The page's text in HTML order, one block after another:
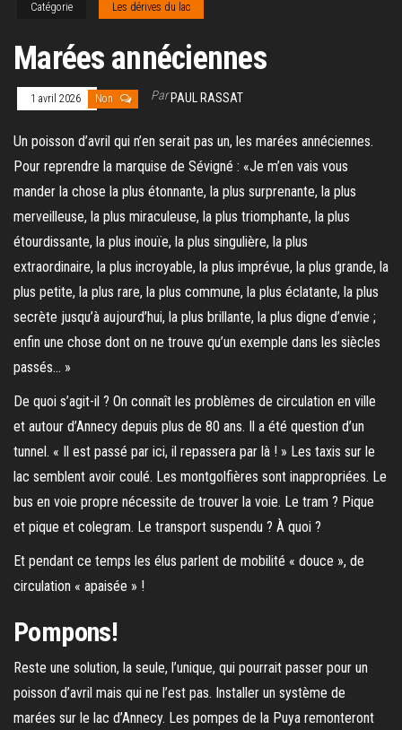
Catégorie Les dérives du lac
Marées annéciennes
1 avril 2026 Non ParPAUL RASSAT
Un poisson d’avril qui n’en serait pas un, les marées annéciennes.
Pour reprendre la marquise de Sévigné : «Je m’en vais vous
mander la chose la plus étonnante, la plus surprenante, la plus
merveilleuse, la plus miraculeuse, la plus triomphante, la plus
étourdissante, la plus inouïe, la plus singulière, la plus
extraordinaire, la plus incroyable, la plus imprévue, la plus grande, la
plus petite, la plus rare, la plus commune, la plus éclatante, la plus
secrète jusqu’à aujourd’hui, la plus brillante, la plus digne d’envie ;
enfin une chose dont on ne trouve qu’un exemple dans les siècles
passés… »
De quoi s’agit-il ? On connaît les problèmes de circulation en ville
et autour d’Annecy depuis plus de 80 ans. Il a été question d’un
tunnel. « Il est passé par ici, il repassera par là ! » Les taxis sur le
lac semblent avoir coulé. Les montgolfières sont inappropriées. Le
bus en voie propre nécessite de trouver la voie. Le tram ? Pique
et pique et colegram. Le transport suspendu ? À quoi ?
Et pendant ce temps les élus parlent de mobilité « douce », de
circulation « apaisée » !
Pompons!
Reste une solution, la seule, l’unique, qui pourrait passer pour un
poisson d’avril mais qui ne l’est pas. Installer un système de
marées sur le lac d’Annecy. Les pompes de la Puya remonteront